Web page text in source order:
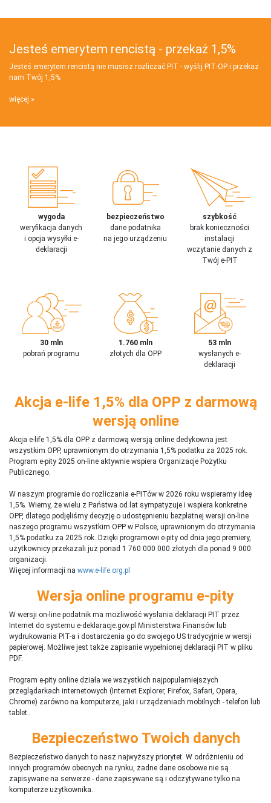
Jesteś emerytem rencistą - przekaż 1,5%
Jesteś emerytem rencistą nie musisz rozliczać PIT - wyślij PIT‑OP i przekaż
nam Twój 1,5%
więcej
wygoda
weryfikacja danych
i opcja wysyłki e-
deklaracji
bezpieczeństwo
dane podatnika
na jego urządzeniu
szybkość
brak konieczności
instalacji
wczytanie danych z
Twój e-PIT
30 mln
pobrań programu
1.760 mln
złotych dla OPP
53 mln
wysłanych e-
deklaracji
Akcja e-life 1,5% dla OPP z darmową
wersją online
Akcja e-life 1,5% dla OPP z darmową wersją online dedykowna jest
wszystkim OPP, uprawnionym do otrzymania 1,5% podatku za 2025 rok.
Program e-pity 2025 on-line aktywnie wspiera Organizacje Pożytku
Publicznego.
W naszym programie do rozliczania e-PITów w 2026 roku wspieramy ideę
1,5%. Wiemy, że wielu z Państwa od lat sympatyzuje i wspiera konkretne
OPP, dlatego podjęliśmy decyzję o udostępnieniu bezpłatnej wersji on-line
naszego programu wszystkim OPP w Polsce, uprawnionym do otrzymania
1,5% podatku za 2025 rok. Dzięki programowi e-pity od dnia jego premiery,
użytkownicy przekazali już ponad 1 760 000 000 złotych dla ponad 9 000
organizacji.
Więcej informacji na www.e-life.org.pl
Wersja online programu e-pity
W wersji on-line podatnik ma możliwość wysłania deklaracji PIT przez
Internet do systemu e-deklaracje.gov.pl Ministerstwa Finansów lub
wydrukowania PIT-a i dostarczenia go do swojego US tradycyjnie w wersji
papierowej. Możliwe jest także zapisanie wypełnionej deklaracji PIT w pliku
PDF.
Program e-pity online działa we wszystkich najpopularniejszych
przeglądarkach internetowych (Internet Explorer, Firefox, Safari, Opera,
Chrome) zarówno na komputerze, jaki i urządzeniach mobilnych - telefon lub
tablet..
Bezpieczeństwo Twoich danych
Bezpieczeństwo danych to nasz najwyższy priorytet. W odróżnieniu od
innych programów obecnych na rynku, żadne dane osobowe nie są
zapisywane na serwerze - dane zapisywane są i odczytywane tylko na
komputerze użytkownika.